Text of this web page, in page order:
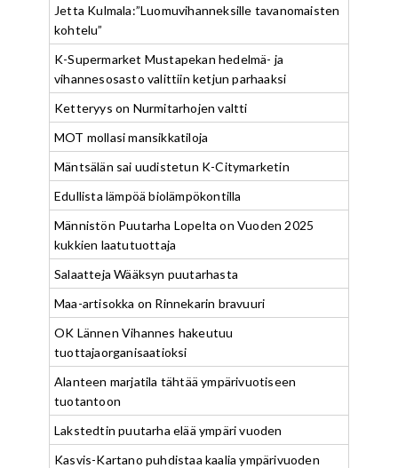
Jetta Kulmala:”Luomuvihanneksille tavanomaisten
kohtelu”
K-Supermarket Mustapekan hedelmä- ja
vihannesosasto valittiin ketjun parhaaksi
Ketteryys on Nurmitarhojen valtti
MOT mollasi mansikkatiloja
Mäntsälän sai uudistetun K-Citymarketin
Edullista lämpöä biolämpökontilla
Männistön Puutarha Lopelta on Vuoden 2025
kukkien laatutuottaja
Salaatteja Wääksyn puutarhasta
Maa-artisokka on Rinnekarin bravuuri
OK Lännen Vihannes hakeutuu
tuottajaorganisaatioksi
Alanteen marjatila tähtää ympärivuotiseen
tuotantoon
Lakstedtin puutarha elää ympäri vuoden
Kasvis-Kartano puhdistaa kaalia ympärivuoden